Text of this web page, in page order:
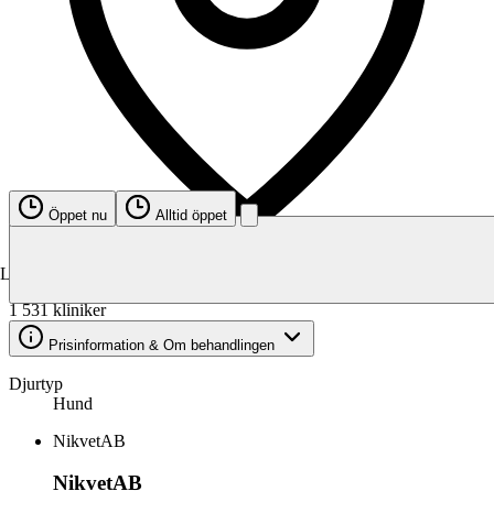
Laddar karta…
Öppet nu Alltid öppet
1 531 kliniker
Prisinformation & Om behandlingen
Djurtyp
Hund
NikvetAB
NikvetAB